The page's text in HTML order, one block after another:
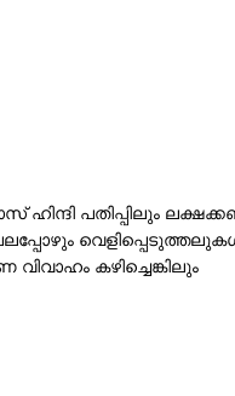
ഹിന്ദി പതിപ്പിലും
പലപ്പോഴും
കഴിച്ചെങ്കിലും